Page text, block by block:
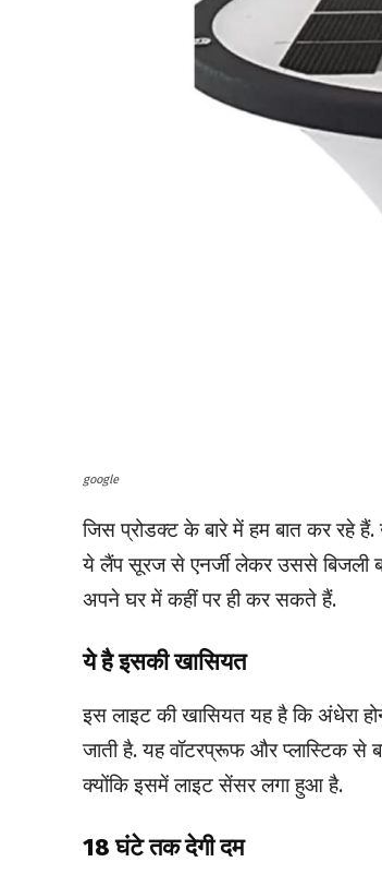
google
जिस प्रोडक्ट के बारे में हम बात कर
ये लैंप सूरज से एनर्जी लेकर उससे बिजली
अपने घर में कहीं पर ही कर सकते हैं.
ये है इसकी खासियत
इस लाइट की खासियत यह है कि अंधेरा
जाती है. यह वॉटरप्रूफ और प्लास्टिक से
क्योंकि इसमें लाइट सेंसर लगा हुआ है.
18 घंटे तक देगी दम